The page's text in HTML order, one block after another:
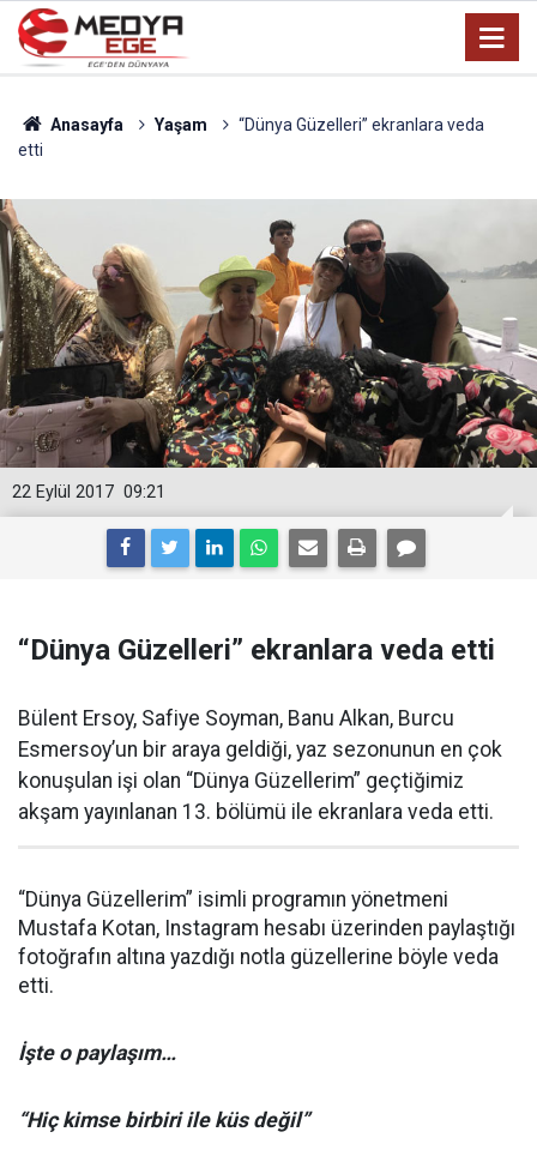
Anasayfa Yaşam
“Dünya Güzelleri” ekranlara veda
etti
09:21
22 Eylül 2017
“Dünya Güzelleri” ekranlara veda etti
Bülent Ersoy, Safiye Soyman, Banu Alkan, Burcu
Esmersoy’un bir araya geldiği, yaz sezonunun en çok
konuşulan işi olan “Dünya Güzellerim” geçtiğimiz
akşam yayınlanan 13. bölümü ile ekranlara veda etti.
“Dünya Güzellerim” isimli programın yönetmeni
Mustafa Kotan, Instagram hesabı üzerinden paylaştığı
fotoğrafın altına yazdığı notla güzellerine böyle veda
etti.
İşte o paylaşım…
“Hiç kimse birbiri ile küs değil”